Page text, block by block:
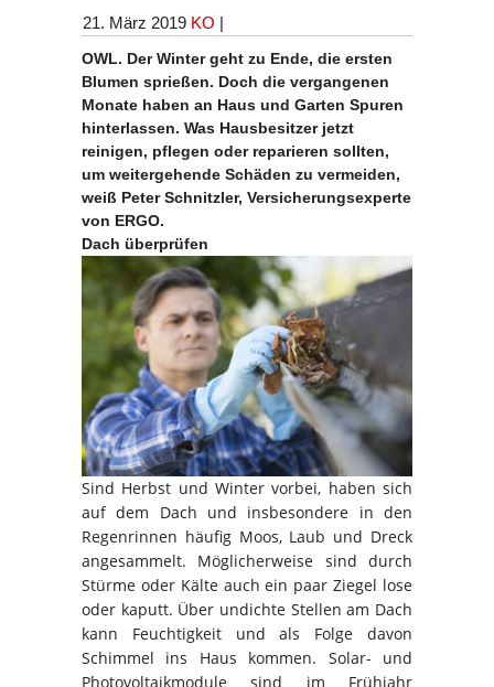
21. März 2019 KO |
OWL. Der Winter geht zu Ende, die ersten
Blumen sprießen. Doch die vergangenen
Monate haben an Haus und Garten Spuren
hinterlassen. Was Hausbesitzer jetzt
reinigen, pflegen oder reparieren sollten,
um weitergehende Schäden zu vermeiden,
weiß Peter Schnitzler, Versicherungsexperte
von ERGO.
Dach überprüfen
Sind Herbst und Winter vorbei, haben sich
auf dem Dach und insbesondere in den
Regenrinnen häufig Moos, Laub und Dreck
angesammelt. Möglicherweise sind durch
Stürme oder Kälte auch ein paar Ziegel lose
oder kaputt. Über undichte Stellen am Dach
kann Feuchtigkeit und als Folge davon
Schimmel ins Haus kommen. Solar- und
Photovoltaikmodule sind im Frühjahr